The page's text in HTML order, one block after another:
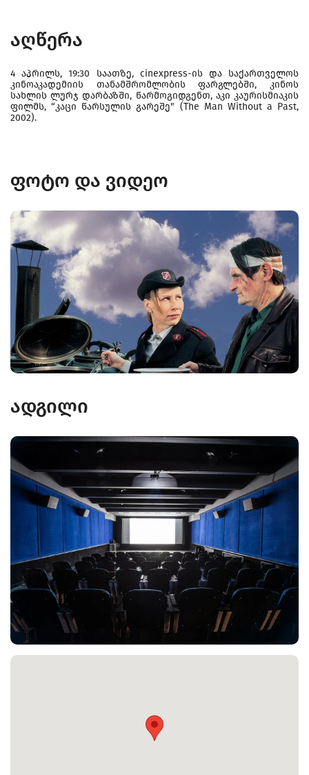
აღწერა
4 აპრილს, 19:30 საათზე, cinexpress-ის და საქართველოს
კინოაკადემიის თანამშრომლობის ფარგლებში, კინოს
სახლის ლურჯ დარბაზში, წარმოგიდგენთ, აკი კაურისმიაკის
ფილმს, “კაცი წარსულის გარეშე" (The Man Without a Past,
2002).
ფოტო და ვიდეო
ადგილი